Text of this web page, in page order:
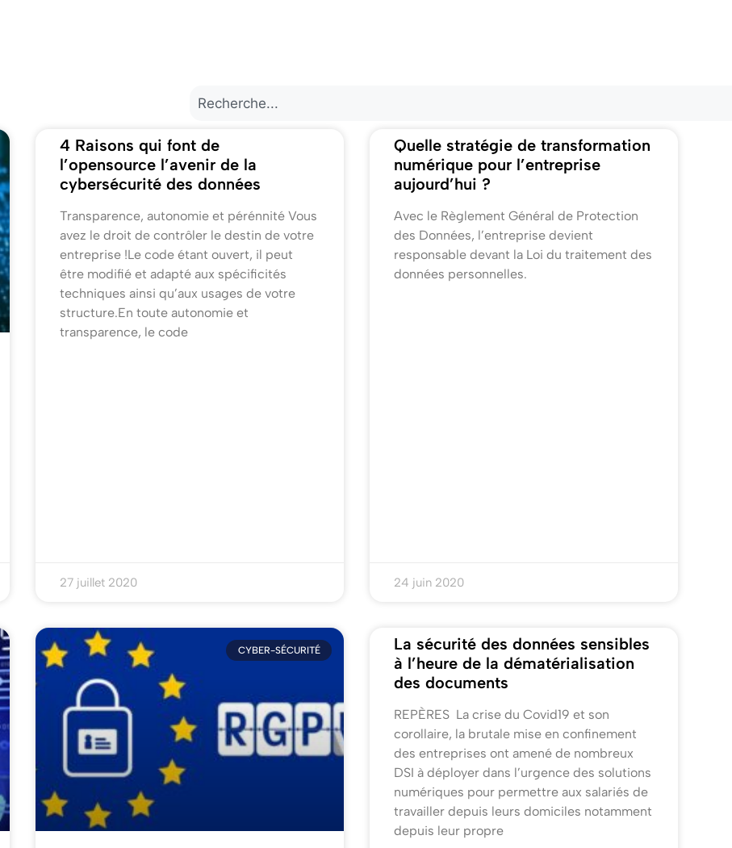
4 Raisons qui font de
l’opensource l’avenir de la
cybersécurité des données
Transparence, autonomie et pérénnité Vous
avez le droit de contrôler le destin de votre
entreprise !Le code étant ouvert, il peut
être modifié et adapté aux spécificités
techniques ainsi qu’aux usages de votre
structure.En toute autonomie et
transparence, le code
27 juillet 2020
Quelle stratégie de transformation
numérique pour l’entreprise
aujourd’hui ?
Avec le Règlement Général de Protection
des Données, l’entreprise devient
responsable devant la Loi du traitement des
données personnelles.
24 juin 2020
CYBER-SÉCURITÉ
La sécurité des données sensibles
à l’heure de la dématérialisation
des documents
REPÈRES La crise du Covid19 et son
corollaire, la brutale mise en confinement
des entreprises ont amené de nombreux
DSI à déployer dans l’urgence des solutions
numériques pour permettre aux salariés de
travailler depuis leurs domiciles notamment
depuis leur propre